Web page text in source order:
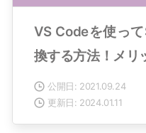
VS Codeを使っ
換する方法！メリ
公開日: 2021.09.24
更新日: 2024.01.11